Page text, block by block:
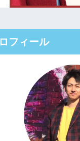
フィール